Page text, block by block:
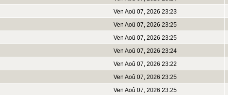
Ven Aoû 07, 2026 23:23
Ven Aoû 07, 2026 23:25
Ven Aoû 07, 2026 23:25
Ven Aoû 07, 2026 23:24
Ven Aoû 07, 2026 23:22
Ven Aoû 07, 2026 23:25
Ven Aoû 07, 2026 23:25